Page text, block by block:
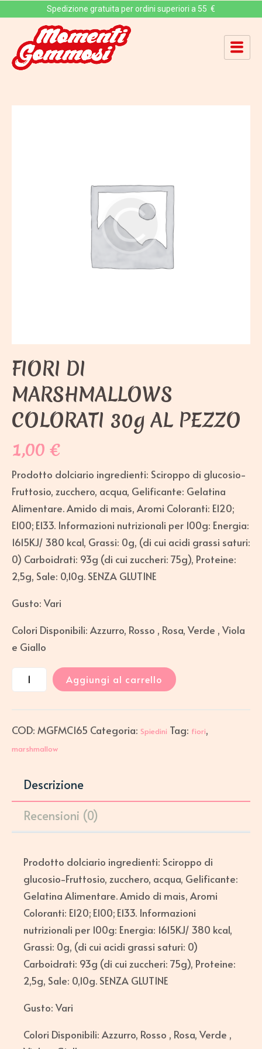
Spedizione gratuita per ordini superiori a 55 €
FIORI DI
MARSHMALLOWS
COLORATI 30g AL PEZZO
1,00€
Prodotto dolciario ingredienti: Sciroppo di glucosio-
Fruttosio, zucchero, acqua, Gelificante: Gelatina
Alimentare. Amido di mais, Aromi Coloranti: E120;
E100; E133. Informazioni nutrizionali per 100g: Energia:
1615KJ/ 380 kcal, Grassi: 0g, (di cui acidi grassi saturi:
0) Carboidrati: 93g (di cui zuccheri: 75g), Proteine:
2,5g, Sale: 0,10g. SENZA GLUTINE
Gusto: Vari
Colori Disponibili: Azzurro, Rosso , Rosa, Verde , Viola
e Giallo
Aggiungi al carrello
COD: MGFMC165 Categoria: Spiedini Tag: fiori,
marshmallow
Descrizione
Recensioni (0)
Prodotto dolciario ingredienti: Sciroppo di
glucosio-Fruttosio, zucchero, acqua, Gelificante:
Gelatina Alimentare. Amido di mais, Aromi
Coloranti: E120; E100; E133. Informazioni
nutrizionali per 100g: Energia: 1615KJ/ 380 kcal,
Grassi: 0g, (di cui acidi grassi saturi: 0)
Carboidrati: 93g (di cui zuccheri: 75g), Proteine:
2,5g, Sale: 0,10g. SENZA GLUTINE
Gusto: Vari
Colori Disponibili: Azzurro, Rosso , Rosa, Verde ,